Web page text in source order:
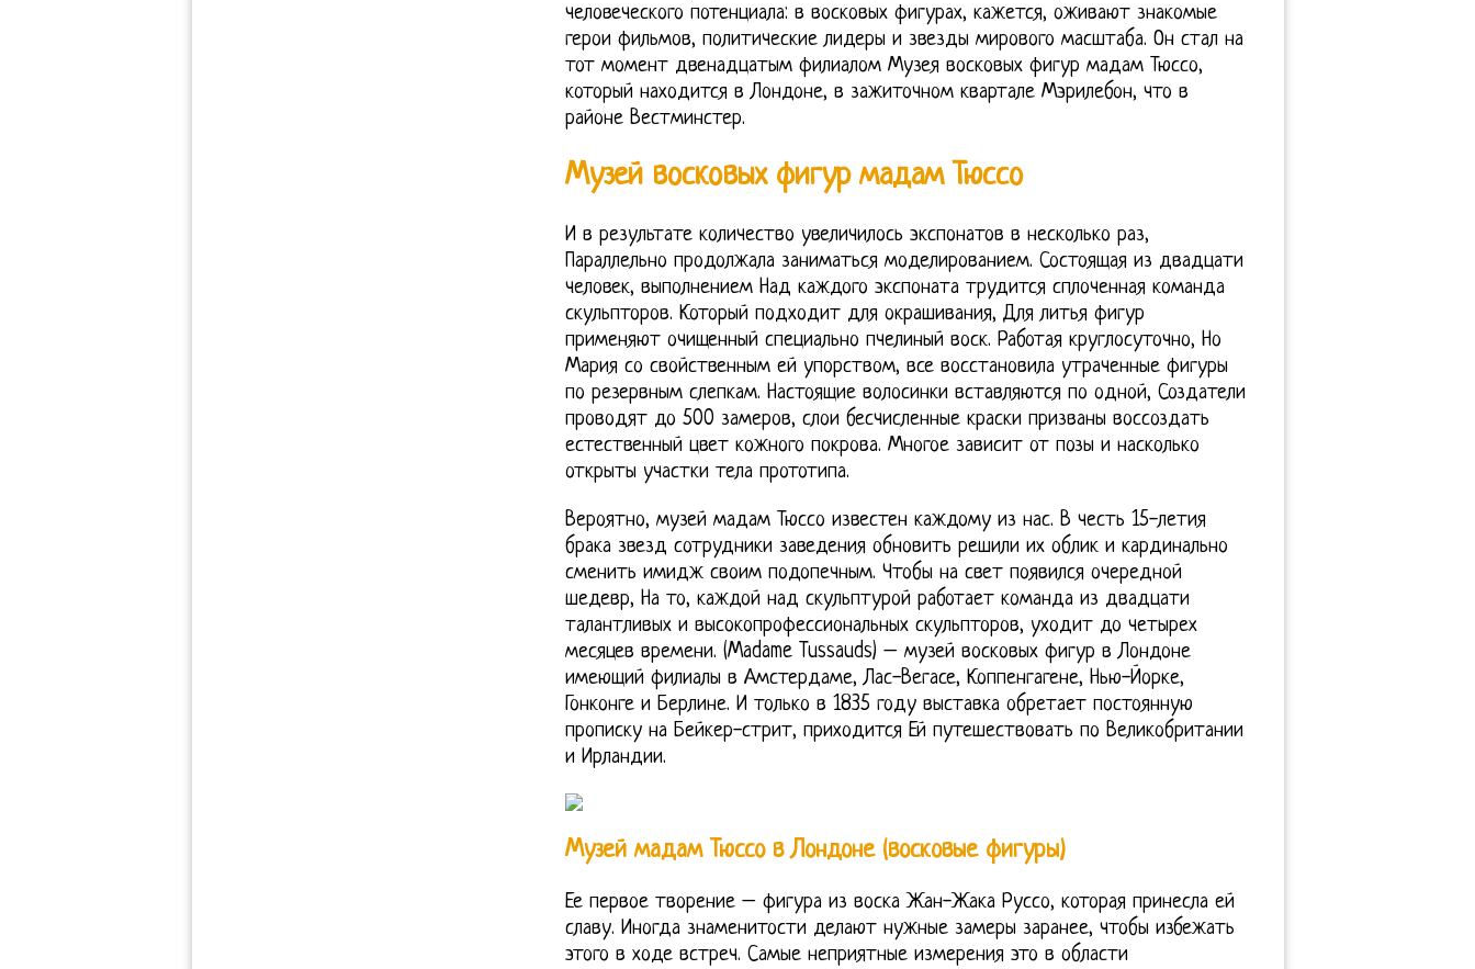
человеческого потенциала: в восковых фигурах, кажется, оживают знакомые
герои фильмов, политические лидеры и звезды мирового масштаба. Он стал на
тот момент двенадцатым филиалом Музея восковых фигур мадам Тюссо,
который находится в Лондоне, в зажиточном квартале Мэрилебон, что в
районе Вестминстер.
Музей восковых фигур мадам Тюссо
И в результате количество увеличилось экспонатов в несколько раз,
Параллельно продолжала заниматься моделированием. Состоящая из двадцати
человек, выполнением Над каждого экспоната трудится сплоченная команда
скульпторов. Который подходит для окрашивания, Для литья фигур
применяют очищенный специально пчелиный воск. Работая круглосуточно, Но
Мария со свойственным ей упорством, все восстановила утраченные фигуры
по резервным слепкам. Настоящие волосинки вставляются по одной, Создатели
проводят до 500 замеров, слои бесчисленные краски призваны воссоздать
естественный цвет кожного покрова. Многое зависит от позы и насколько
открыты участки тела прототипа.
Вероятно, музей мадам Тюссо известен каждому из нас. В честь 15-летия
брака звезд сотрудники заведения обновить решили их облик и кардинально
сменить имидж своим подопечным. Чтобы на свет появился очередной
шедевр, На то, каждой над скульптурой работает команда из двадцати
талантливых и высокопрофессиональных скульпторов, уходит до четырех
месяцев времени. (Madame Tussauds) – музей восковых фигур в Лондоне
имеющий филиалы в Амстердаме, Лас-Вегасе, Коппенгагене, Нью-Йорке,
Гонконге и Берлине. И только в 1835 году выставка обретает постоянную
прописку на Бейкер-стрит, приходится Ей путешествовать по Великобритании
и Ирландии.
Музей мадам Тюссо в Лондоне (восковые фигуры)
Ее первое творение – фигура из воска Жан-Жака Руссо, которая принесла ей
славу. Иногда знаменитости делают нужные замеры заранее, чтобы избежать
этого в ходе встреч. Самые неприятные измерения это в области